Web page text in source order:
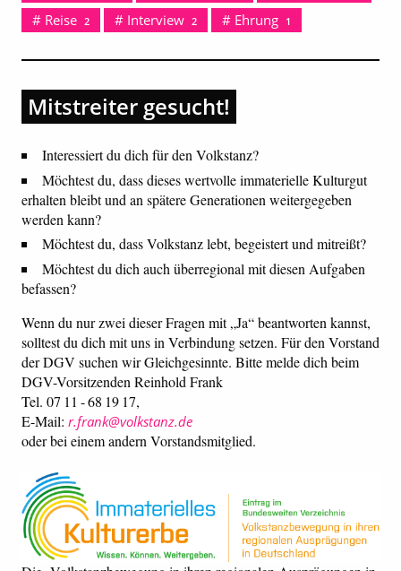
Reise 2 Interview 2 Ehrung 1
Mitstreiter gesucht!
Interessiert du dich für den Volkstanz?
Möchtest du, dass dieses wertvolle immaterielle Kulturgut
erhalten bleibt und an spätere Generationen weitergegeben
werden kann?
Möchtest du, dass Volkstanz lebt, begeistert und mitreißt?
Möchtest du dich auch überregional mit diesen Aufgaben
befassen?
Wenn du nur zwei dieser Fragen mit „Ja“ beantworten kannst,
solltest du dich mit uns in Verbindung setzen. Für den Vorstand
der DGV suchen wir Gleichgesinnte. Bitte melde dich beim
DGV-Vorsitzenden Reinhold Frank
Tel. 07 11 - 68 19 17,
E-Mail: r.frank@volkstanz.de
oder bei einem andern Vorstandsmitglied.